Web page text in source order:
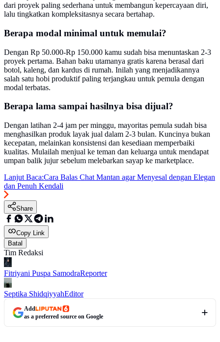
dari proyek paling sederhana untuk membangun kepercayaan diri,
lalu tingkatkan kompleksitasnya secara bertahap.
Berapa modal minimal untuk memulai?
Dengan Rp 50.000-Rp 150.000 kamu sudah bisa menuntaskan 2-3
proyek pertama. Bahan baku utamanya gratis karena berasal dari
botol, kaleng, dan kardus di rumah. Inilah yang menjadikannya
salah satu hobi produktif paling terjangkau untuk pemula dengan
modal terbatas.
Berapa lama sampai hasilnya bisa dijual?
Dengan latihan 2-4 jam per minggu, mayoritas pemula sudah bisa
menghasilkan produk layak jual dalam 2-3 bulan. Kuncinya bukan
kecepatan, melainkan konsistensi dan kesediaan memperbaiki
kualitas. Mulailah menjual ke teman dan keluarga untuk mendapat
umpan balik jujur sebelum melebarkan sayap ke marketplace.
Lanjut Baca:Cara Balas Chat Mantan agar Menyesal dengan Elegan
dan Penuh Kendali
Share
Copy Link
Batal
Tim Redaksi
Fitriyani Puspa SamodraReporter
Septika ShidqiyyahEditor
Add
as a preferred source on Google